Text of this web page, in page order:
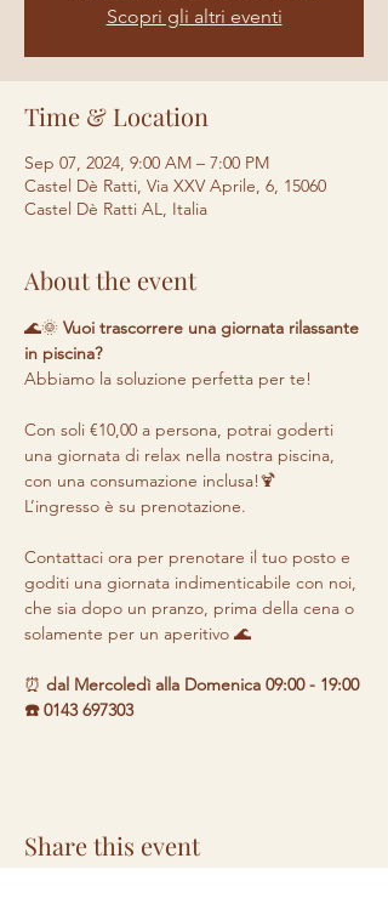
Scopri gli altri eventi
Time & Location
Sep 07, 2024, 9:00 AM – 7:00 PM
Castel Dè Ratti, Via XXV Aprile, 6, 15060
Castel Dè Ratti AL, Italia
About the event
🌊🌞 Vuoi trascorrere una giornata rilassante
in piscina?
Abbiamo la soluzione perfetta per te!
Con soli €10,00 a persona, potrai goderti
una giornata di relax nella nostra piscina,
con una consumazione inclusa!🍹
L’ingresso è su prenotazione.
Contattaci ora per prenotare il tuo posto e
goditi una giornata indimenticabile con noi,
che sia dopo un pranzo, prima della cena o
solamente per un aperitivo 🌊
⏰ dal Mercoledì alla Domenica 09:00 - 19:00
☎️ 0143 697303
Share this event